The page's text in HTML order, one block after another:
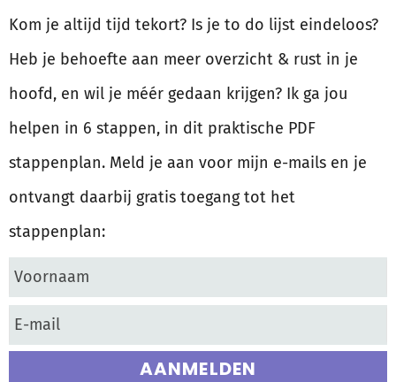
Kom je altijd tijd tekort? Is je to do lijst eindeloos?
Heb je behoefte aan meer overzicht & rust in je
hoofd, en wil je méér gedaan krijgen? Ik ga jou
helpen in 6 stappen, in dit praktische PDF
stappenplan. Meld je aan voor mijn e-mails en je
ontvangt daarbij gratis toegang tot het
stappenplan:
AANMELDEN